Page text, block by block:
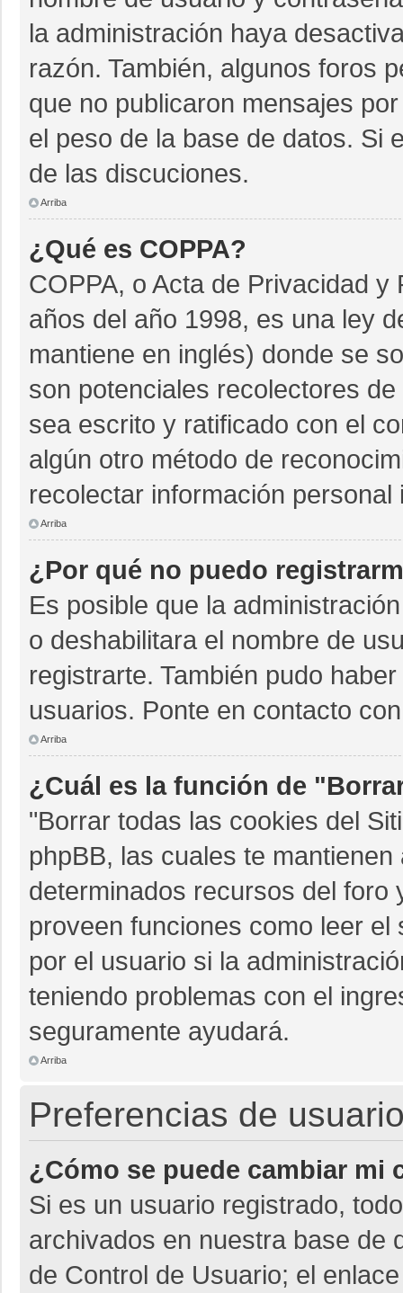
la administración haya
razón. También, algunos foros
que no publicaron mensajes
el peso de la base de datos. Si
de las discuciones.
Arriba
¿Qué es COPPA?
COPPA, o Acta de Privacidad
años del año 1998, es una ley
mantiene en inglés) donde se
son potenciales recolectores
sea escrito y ratificado con el
algún otro método de
recolectar información
Arriba
¿Por qué no puedo
Es posible que la
o deshabilitara el nombre de
registrarte. También pudo
usuarios. Ponte en contacto
Arriba
¿Cuál es la función de
"Borrar todas las cookies del
phpBB, las cuales te
determinados recursos del foro
proveen funciones como leer
por el usuario si la
teniendo problemas con el
seguramente ayudará.
Arriba
Preferencias de
¿Cómo se puede cambiar mi
Si es un usuario registrado,
archivados en nuestra base de
de Control de Usuario; el